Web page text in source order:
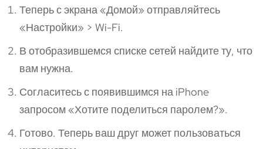
Теперь с экрана «Домой» отправляйтесь
«Настройки» > Wi-Fi.
В отобразившемся списке сетей найдите ту, что
вам нужна.
Согласитесь с появившимся на iPhone
запросом «Хотите поделиться паролем?».
Готово. Теперь ваш друг может пользоваться